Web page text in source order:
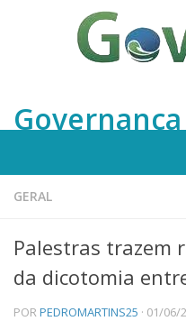
Home
Integrantes
GERAL
Palestras trazem
da dicotomia
PORPEDROMARTINS25 · 01/06/